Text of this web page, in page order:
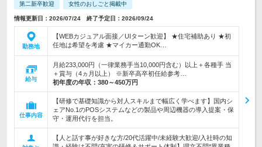
第二新卒歓迎 女性のおしごと掲載中
情報更新日：2026/07/24 終了予定日：2026/09/24
勤務地
【WEBカジュアル面接／UIターン歓迎】 ★住宅補助あり ★初
任地は希望を考慮 ★マイカー通勤OK…
給与
月給233,000円（一律業務手当10,000円含む）以上＋各種手 当
＋賞与（4ヵ月以上） ※新卒高卒初任給参考…
初年度の年収： 380～450万円
仕事内容
【研修で基礎知識から対人スキルまで幅広く学べます】国内シ
ェアNo.1のPOSシステムなどの製品や周辺機器の導入提案・保
守・運用代行を担当。
【人と話す事が好きな方/20代活躍中/未経験大歓迎/入社時の知